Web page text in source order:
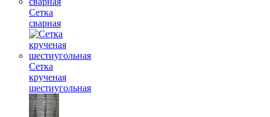
Сетка
сварная
Сетка
крученая
шестиугольная